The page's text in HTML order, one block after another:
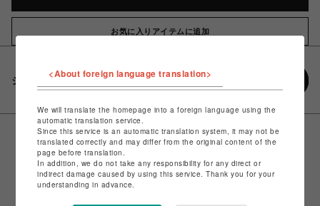
お気に入りアイテムに追加
シェアする
<About foreign language translation>
We will translate the homepage into a foreign language using the
automatic translation service.
Since this service is an automatic translation system, it may not be
translated correctly and may differ from the original content of the
page before translation.
In addition, we do not take any responsibility for any direct or
indirect damage caused by using this service. Thank you for your
understanding in advance.